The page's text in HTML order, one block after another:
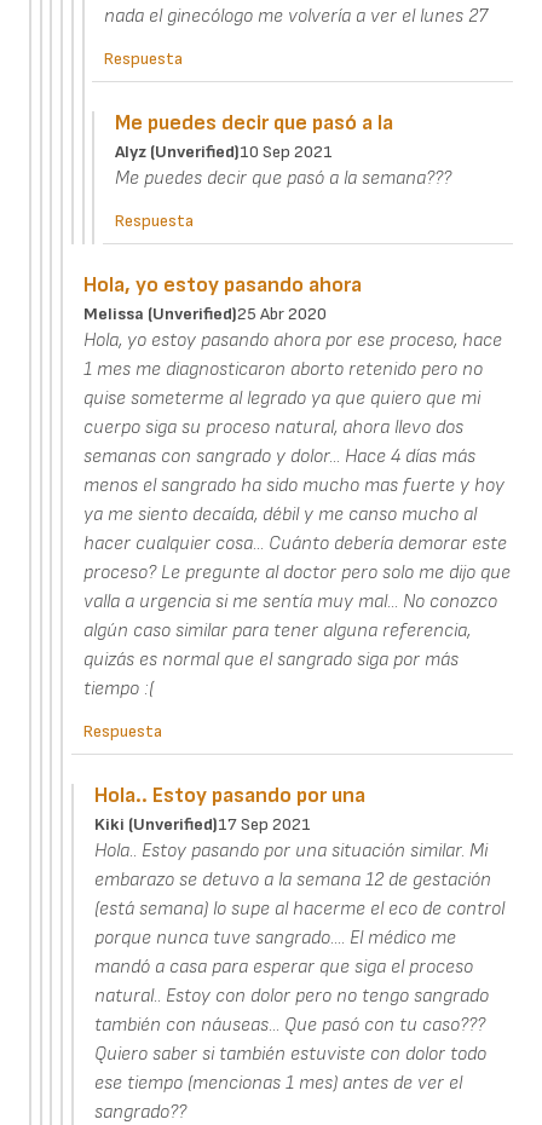
nada el ginecólogo me volvería a ver el lunes 27
Respuesta
Me puedes decir que pasó a la
Alyz (unverified)10 Sep 2021
Me puedes decir que pasó a la semana???
Respuesta
Hola, yo estoy pasando ahora
Melissa (unverified)25 Abr 2020
Hola, yo estoy pasando ahora por ese proceso, hace
1 mes me diagnosticaron aborto retenido pero no
quise someterme al legrado ya que quiero que mi
cuerpo siga su proceso natural, ahora llevo dos
semanas con sangrado y dolor... Hace 4 días más
menos el sangrado ha sido mucho mas fuerte y hoy
ya me siento decaída, débil y me canso mucho al
hacer cualquier cosa... Cuánto debería demorar este
proceso? Le pregunte al doctor pero solo me dijo que
valla a urgencia si me sentía muy mal... No conozco
algún caso similar para tener alguna referencia,
quizás es normal que el sangrado siga por más
tiempo :(
Respuesta
Hola.. Estoy pasando por una
Kiki (unverified)17 Sep 2021
Hola.. Estoy pasando por una situación similar. Mi
embarazo se detuvo a la semana 12 de gestación
(está semana) lo supe al hacerme el eco de control
porque nunca tuve sangrado.... El médico me
mandó a casa para esperar que siga el proceso
natural.. Estoy con dolor pero no tengo sangrado
también con náuseas... Que pasó con tu caso???
Quiero saber si también estuviste con dolor todo
ese tiempo (mencionas 1 mes) antes de ver el
sangrado??